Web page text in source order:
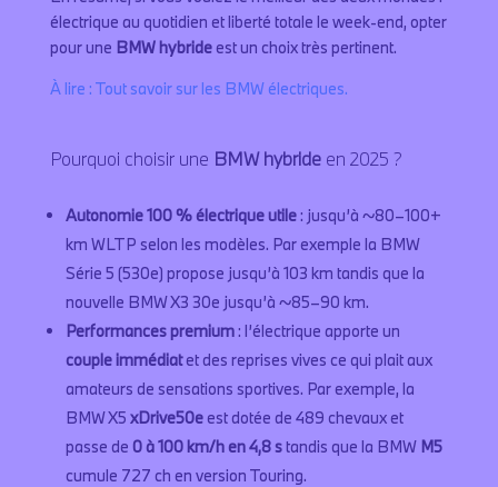
électrique au quotidien et liberté totale le week-end, opter
pour une BMW hybrideest un choix très pertinent.
À lire : Tout savoir sur les BMW électriques.
Pourquoi choisir une BMW hybrideen 2025 ?
Autonomie 100 % électrique utile: jusqu’à ~80–100+
km WLTP selon les modèles. Par exemple la BMW
Série 5 (530e) propose jusqu’à 103 km tandis que la
nouvelle BMW X3 30e jusqu’à ~85–90 km.
Performances premium: l’électrique apporte un
couple immédiatet des reprises vives ce qui plait aux
amateurs de sensations sportives. Par exemple, la
BMW X5 xDrive50eest dotée de 489 chevaux et
passe de 0 à 100 km/h en 4,8 standis que la BMW M5
cumule 727 ch en version Touring.